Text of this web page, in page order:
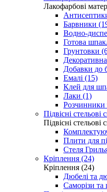
Лакофарбові
Барвники
Водно-
Готова
Грунтовки
Добавки до
Емалі (15)
Клей для
Лаки (1)
Розчинники
Підвісні стельові
Підвісні стельові
Плити для
Стеля
Кріплення (24)
Кріплення (24)
Дюбелі та
Саморізи